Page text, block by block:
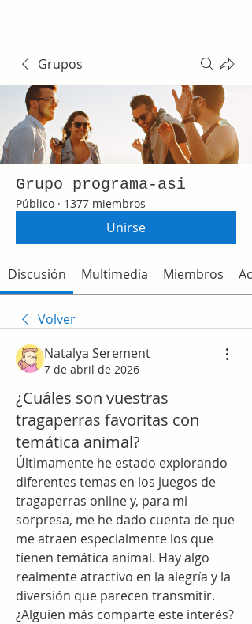
Grupos
Grupo programa-asi
Público · 1377 miembros
Unirse
Discusión Multimedia Miembros
Volver
Natalya Serement
7 de abril de 2026
¿Cuáles son vuestras
tragaperras favoritas con
temática animal?
Últimamente he estado explorando
diferentes temas en los juegos de
tragaperras online y, para mi
sorpresa, me he dado cuenta de que
me atraen especialmente los que
tienen temática animal. Hay algo
realmente atractivo en la alegría y la
diversión que parecen transmitir.
¿Alguien más comparte este interés?